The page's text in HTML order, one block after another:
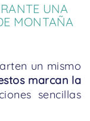
UNA
MONTAÑA
un mismo
marcan la
sencillas